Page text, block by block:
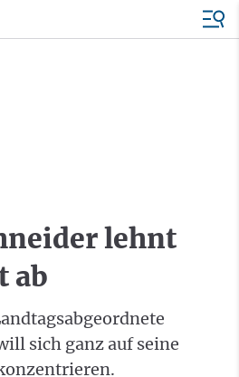
lehnt
ab
sich ganz auf seine